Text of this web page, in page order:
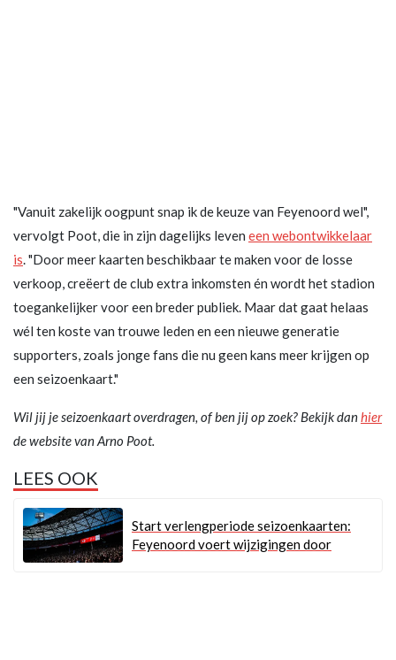
"Vanuit zakelijk oogpunt snap ik de keuze van Feyenoord wel",
vervolgt Poot, die in zijn dagelijks leven een webontwikkelaar
is. "Door meer kaarten beschikbaar te maken voor de losse
verkoop, creëert de club extra inkomsten én wordt het stadion
toegankelijker voor een breder publiek. Maar dat gaat helaas
wél ten koste van trouwe leden en een nieuwe generatie
supporters, zoals jonge fans die nu geen kans meer krijgen op
een seizoenkaart."
Wil jij je seizoenkaart overdragen, of ben jij op zoek? Bekijk danhier
de website van Arno Poot.
LEES OOK
Start verlengperiode seizoenkaarten:
Feyenoord voert wijzigingen door